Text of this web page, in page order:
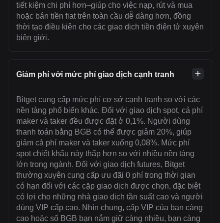
tiết kiệm chi phí hơn–giúp cho việc nạp, rút và mua
hoặc bán tiền fiat trên toàn cầu dễ dàng hơn, đồng
thời tạo điều kiện cho các giao dịch tiền điện tử xuyên
biên giới.
Giảm phí với mức phí giao dịch cạnh tranh
Bitget cung cấp mức phí cơ sở cạnh tranh so với các
nền tảng phổ biến khác. Đối với giao dịch spot, cả phí
maker và taker đều được đặt ở 0,1%. Người dùng
thanh toán bằng BGB có thể được giảm 20%, giúp
giảm cả phí maker và taker xuống 0,08%. Mức phí
spot chiết khấu này thấp hơn so với nhiều nền tảng
lớn trong ngành. Đối với giao dịch futures, Bitget
thường xuyên cung cấp ưu đãi 0 phí trong thời gian
có hạn đối với các cặp giao dịch được chọn, đặc biệt
có lợi cho những nhà giao dịch tần suất cao và người
dùng VIP cấp cao. Nhìn chung, cấp VIP của bạn càng
cao hoặc số BGB bạn nắm giữ càng nhiều, bạn càng